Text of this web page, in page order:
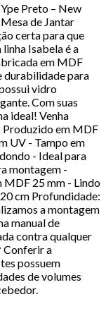
Preto – New
de Jantar
certa para que
Isabela é a
em MDF
durabilidade para
vidro
Com suas
ideal! Venha
Produzido em MDF
UV - Tampo em
- Ideal para
montagem -
MDF 25 mm - Lindo
cm Profundidade:
a montagem
manual de
contra qualquer
Conferir a
possuem
de volumes